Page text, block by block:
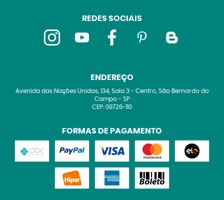
REDES SOCIAIS
ENDEREÇO
Avenida das Nações Unidas, 134, Sala 3- Centro, São Bernardo do
Campo- SP
CEP: 09726-110
FORMAS DE PAGAMENTO